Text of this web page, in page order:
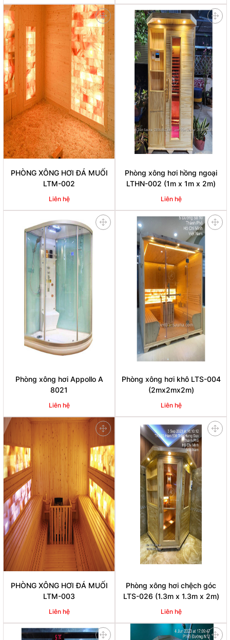
PHÒNG XÔNG HƠI ĐÁ MUỐI
LTM-002
Liên hệ
Phòng xông hơi hồng ngoại
LTHN-002 (1m x 1m x 2m)
Liên hệ
Phòng xông hơi Appollo A
8021
Liên hệ
Phòng xông hơi khô LTS-004
(2mx2mx2m)
Liên hệ
PHÒNG XÔNG HƠI ĐÁ MUỐI
LTM-003
Liên hệ
Phòng xông hơi chệch góc
LTS-026 (1.3m x 1.3m x 2m)
Liên hệ